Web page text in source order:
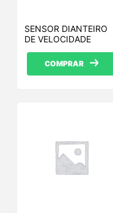
SENSOR DIANTEIRO
DE VELOCIDADE
COMPRAR